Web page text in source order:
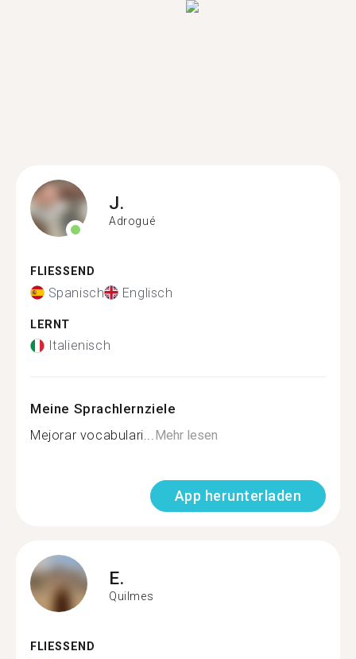
J.
Adrogué
FLIESSEND
Spanisch Englisch
LERNT
Italienisch
Meine Sprachlernziele
Mejorar vocabulari...Mehr lesen
App herunterladen
E.
Quilmes
FLIESSEND